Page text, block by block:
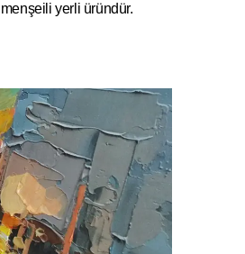
yerli üründür.